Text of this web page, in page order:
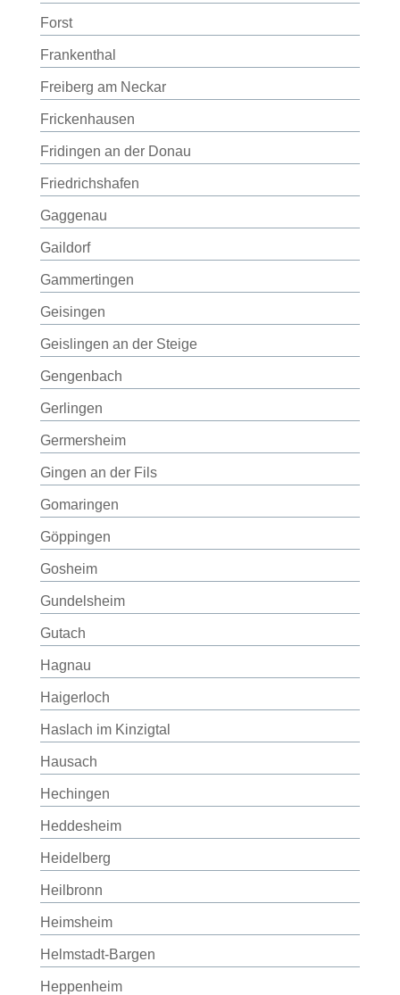
Forst
Frankenthal
Freiberg am Neckar
Frickenhausen
Fridingen an der Donau
Friedrichshafen
Gaggenau
Gaildorf
Gammertingen
Geisingen
Geislingen an der Steige
Gengenbach
Gerlingen
Germersheim
Gingen an der Fils
Gomaringen
Göppingen
Gosheim
Gundelsheim
Gutach
Hagnau
Haigerloch
Haslach im Kinzigtal
Hausach
Hechingen
Heddesheim
Heidelberg
Heilbronn
Heimsheim
Helmstadt-Bargen
Heppenheim